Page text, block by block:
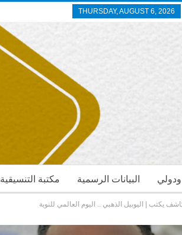
THURSDAY, AUGUST 6, 2026
مكتبة التنسيقية البيانات الرسمية
يكتب | اليوبيل الذهبي .. اليوم العالمي للنوبة